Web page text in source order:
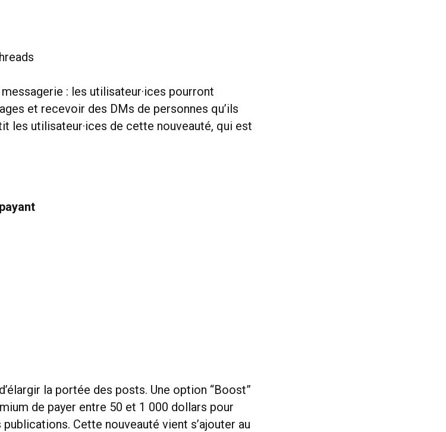
: les utilisateur·ices pourront
et recevoir des DMs de personnes qu’ils
les utilisateur·ices de cette nouveauté, qui est
la portée des posts. Une option “Boost”
de payer entre 50 et 1 000 dollars pour
Cette nouveauté vient s’ajouter au